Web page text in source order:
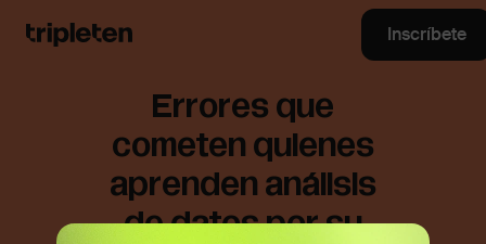
Inscríbete
Errores que
cometen quienes
aprenden análisis
de datos por su